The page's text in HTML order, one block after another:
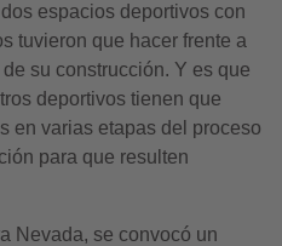
espacios deportivos con
tuvieron que hacer frente a
su construcción. Y es que
deportivos tienen que
en varias etapas del proceso
para que resulten
Nevada, se convocó un